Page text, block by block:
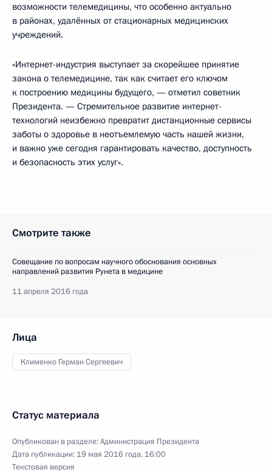
возможности телемедицины, что особенно актуально
в районах, удалённых от стационарных медицинских
учреждений.
«Интернет-индустрия выступает за скорейшее принятие
закона о телемедицине, так как считает его ключом
к построению медицины будущего, — отметил советник
Президента. — Стремительное развитие интернет-
технологий неизбежно превратит дистанционные сервисы
заботы о здоровье в неотъемлемую часть нашей жизни,
и важно уже сегодня гарантировать качество, доступность
и безопасность этих услуг».
Смотрите также
Совещание по вопросам научного обоснования основных
направлений развития Рунета в медицине
11 апреля 2016 года
Лица
Клименко Герман Сергеевич
Статус материала
Опубликован в разделе:Администрация Президента
Дата публикации: 19 мая 2016 года, 16:00
Текстовая версия